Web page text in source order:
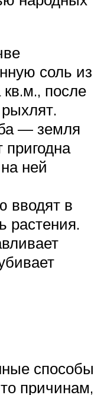
соль из
кв.м., после
— земля
пригодна
ней
вводят в
растения.
способы
причинам,